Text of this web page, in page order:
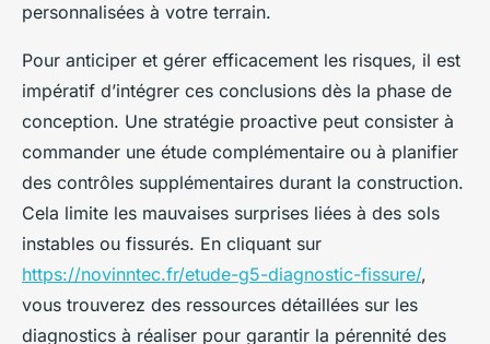
personnalisées à votre terrain.
Pour anticiper et gérer efficacement les risques, il est
impératif d’intégrer ces conclusions dès la phase de
conception. Une stratégie proactive peut consister à
commander une étude complémentaire ou à planifier
des contrôles supplémentaires durant la construction.
Cela limite les mauvaises surprises liées à des sols
instables ou fissurés. En cliquant sur
https://novinntec.fr/etude-g5-diagnostic-fissure/,
vous trouverez des ressources détaillées sur les
diagnostics à réaliser pour garantir la pérennité des